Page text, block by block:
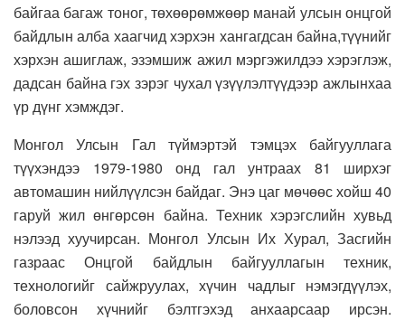
байгаа багаж тоног, төхөөрөмжөөр манай улсын онцгой
байдлын алба хаагчид хэрхэн хангагдсан байна,түүнийг
хэрхэн ашиглаж, эзэмшиж ажил мэргэжилдээ хэрэглэж,
дадсан байна гэх зэрэг чухал үзүүлэлтүүдээр ажлынхаа
үр дүнг хэмждэг.
Монгол Улсын Гал түймэртэй тэмцэх байгууллага
түүхэндээ 1979-1980 онд гал унтраах 81 ширхэг
автомашин нийлүүлсэн байдаг. Энэ цаг мөчөөс хойш 40
гаруй жил өнгөрсөн байна. Техник хэрэгслийн хувьд
нэлээд хуучирсан. Монгол Улсын Их Хурал, Засгийн
газраас Онцгой байдлын байгууллагын техник,
технологийг сайжруулах, хүчин чадлыг нэмэгдүүлэх,
боловсон хүчнийг бэлтгэхэд анхаарсаар ирсэн.